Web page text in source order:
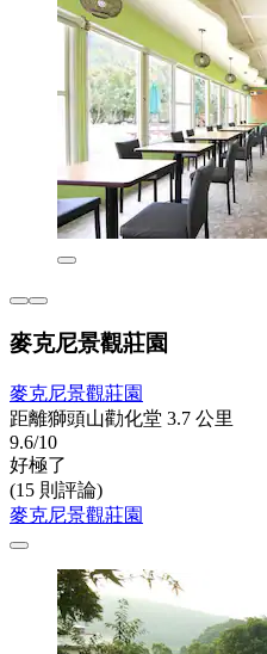
麥克尼景觀莊園
麥克尼景觀莊園
距離獅頭山勸化堂 3.7 公里
9.6/10
好極了
(15 則評論)
麥克尼景觀莊園